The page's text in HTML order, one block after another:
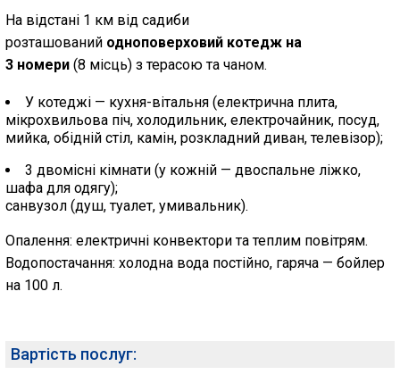
На відстані 1 км від садиби
розташований одноповерховий котедж на
3 номери (8 місць) з терасою та чаном.
У котеджі — кухня-вітальня (електрична плита,
мікрохвильова піч, холодильник, електрочайник, посуд,
мийка, обідній стіл, камін, розкладний диван, телевізор);
3 двомісні кімнати (у кожній — двоспальне ліжко,
шафа для одягу);
санвузол (душ, туалет, умивальник).
Опалення: електричні конвектори та теплим повітрям.
Водопостачання: холодна вода постійно, гаряча — бойлер
на 100 л.
Вартість послуг: